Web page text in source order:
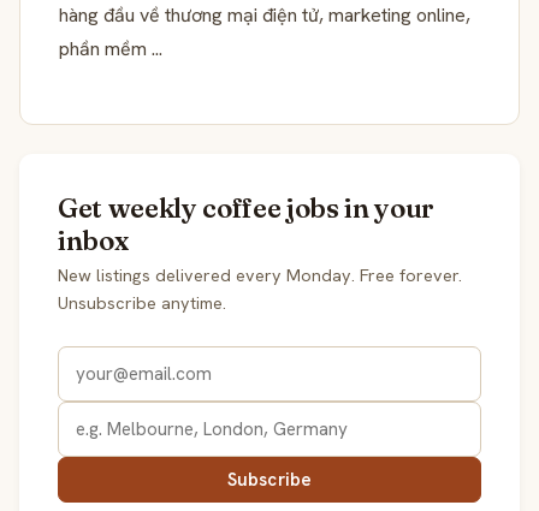
hàng đầu về thương mại điện tử, marketing online,
phần mềm ...
Get weekly coffee jobs in your
inbox
New listings delivered every Monday. Free forever.
Unsubscribe anytime.
Subscribe